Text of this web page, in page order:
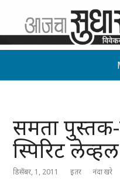
समता
स्पिरिट लेव्हल
डिसेंबर, 1, 2011 इतर नंदा खरे